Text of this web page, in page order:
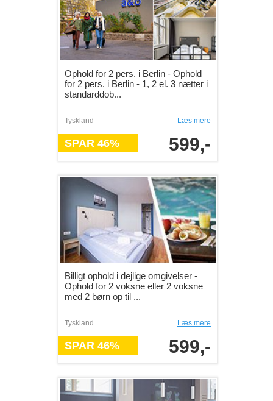
Ophold for 2 pers. i Berlin - Ophold
for 2 pers. i Berlin - 1, 2 el. 3 nætter i
standarddob...
Tyskland Læs mere
SPAR 46% 599,-
Billigt ophold i dejlige omgivelser -
Ophold for 2 voksne eller 2 voksne
med 2 børn op til ...
Tyskland Læs mere
SPAR 46% 599,-